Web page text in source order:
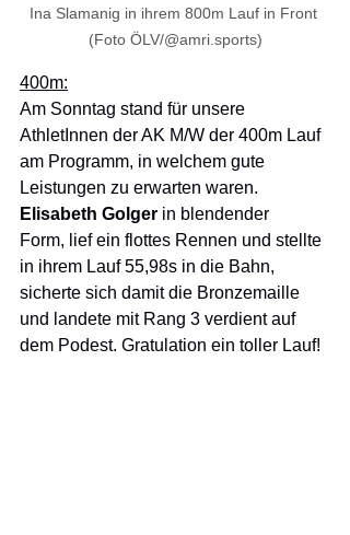
Ina Slamanig in ihrem 800m Lauf in Front
(Foto ÖLV/@amri.sports)
400m:
Am Sonntag stand für unsere
AthletInnen der AK M/W der 400m Lauf
am Programm, in welchem gute
Leistungen zu erwarten waren.
Elisabeth Golger in blendender
Form, lief ein flottes Rennen und stellte
in ihrem Lauf 55,98s in die Bahn,
sicherte sich damit die Bronzemaille
und landete mit Rang 3 verdient auf
dem Podest. Gratulation ein toller Lauf!